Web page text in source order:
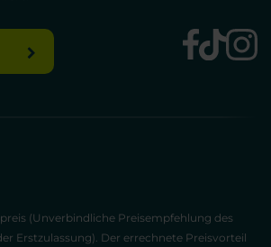
(Unverbindliche Preisempfehlung des
Erstzulassung). Der errechnete Preisvorteil